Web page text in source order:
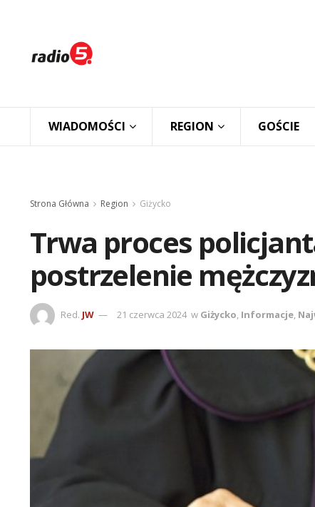
WIADOMOŚCI REGION GOŚCIE
Strona Główna Region Giżycko
Trwa proces
postrzelenie
Red. JW 21 czerwca 2024 w Giżycko, Informacje,